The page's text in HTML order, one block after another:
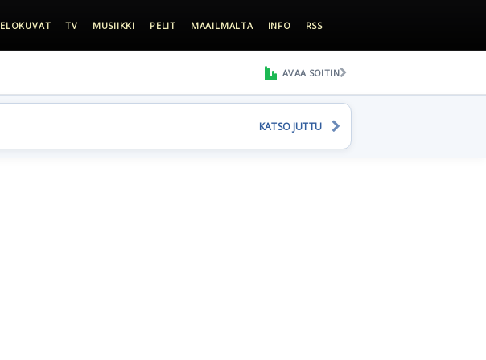
ELOKUVAT TV MUSIIKKI PELIT MAAILMALTA INFO RSS
AVAA SOITIN
KATSO JUTTU